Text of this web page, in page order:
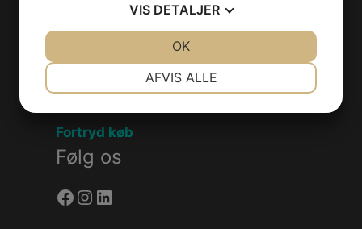
Information
Handelsebetingelser
Privatlivspolitik
Fortryd køb
Følg os
Facebook
Instagram
LinkedIn
VIS DETALJER
MARKETING
AFVIS ALLE
OK